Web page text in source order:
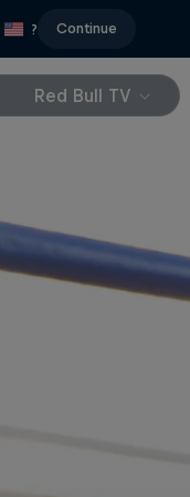
? Continue
Red Bull TV